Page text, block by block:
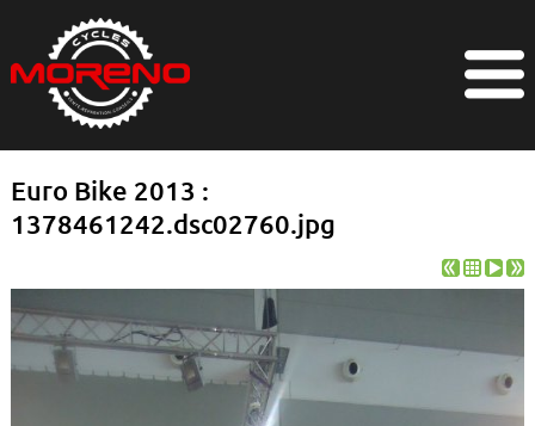
Euro Bike 2013 :
1378461242.dsc02760.jpg